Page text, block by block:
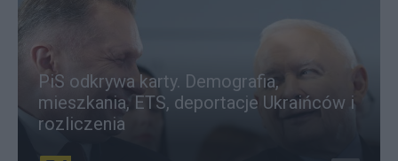
PiS odkrywa karty. Demografia,
mieszkania, ETS, deportacje Ukraińców i
rozliczenia